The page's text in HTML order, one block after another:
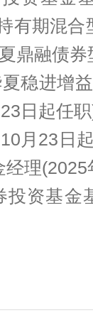
有期混
鼎融债
稳进增
日起任
月23日
理
资基金